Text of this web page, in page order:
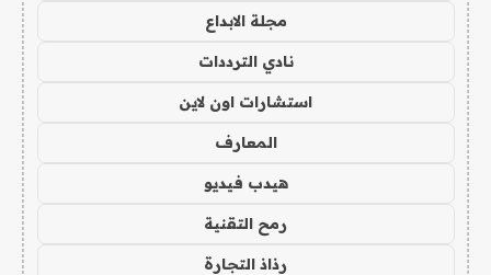
مجلة الابداع
نادي الترددات
استشارات اون لاين
المعارف
هيدب فيديو
رمح التقنية
رذاذ التجارة